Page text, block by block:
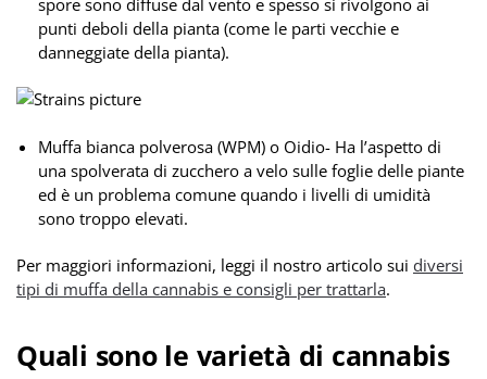
punti deboli della pianta (come le parti vecchie e
danneggiate della pianta).
Muffa bianca polverosa (WPM) o Oidio- Ha l’aspetto di
una spolverata di zucchero a velo sulle foglie delle piante
ed è un problema comune quando i livelli di umidità
sono troppo elevati.
Per maggiori informazioni, leggi il nostro articolo sui diversi
tipi di muffa della cannabis e consigli per trattarla.
Quali sono le varietà di cannabis